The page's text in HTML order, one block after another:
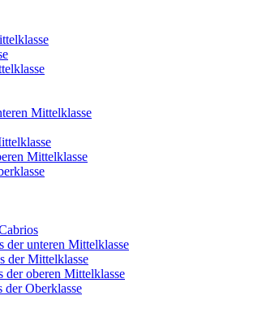
Mittelklasse
Mittelklasse
der unteren Mittelklasse
der Mittelklasse
oberen Mittelklasse
Oberklasse